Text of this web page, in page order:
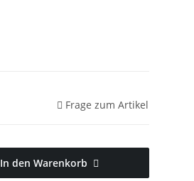
Frage zum Artikel
In den Warenkorb